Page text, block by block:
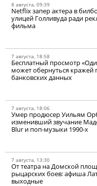
8 августа, 09:39
Netflix запер актера в
улицей Голливуда ради
фильма
7 августа, 18:58
Бесплатный просмотр
может обернуться кражей
банковских данных
7 августа, 18:06
Умер продюсер Уильям
изменивший звучание
Blur и поп-музыки 1990-х
7 августа, 13:30
От театра на Домской
рыцарских боев: афиша
выходные